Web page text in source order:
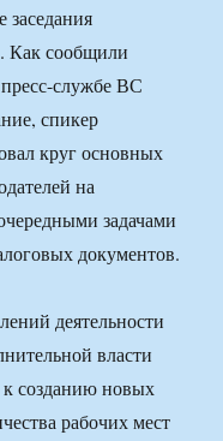
заседания
Как сообщили
службе ВС
спикер
круг основных
на
задачами
документов.
деятельности
власти
созданию новых
рабочих мест